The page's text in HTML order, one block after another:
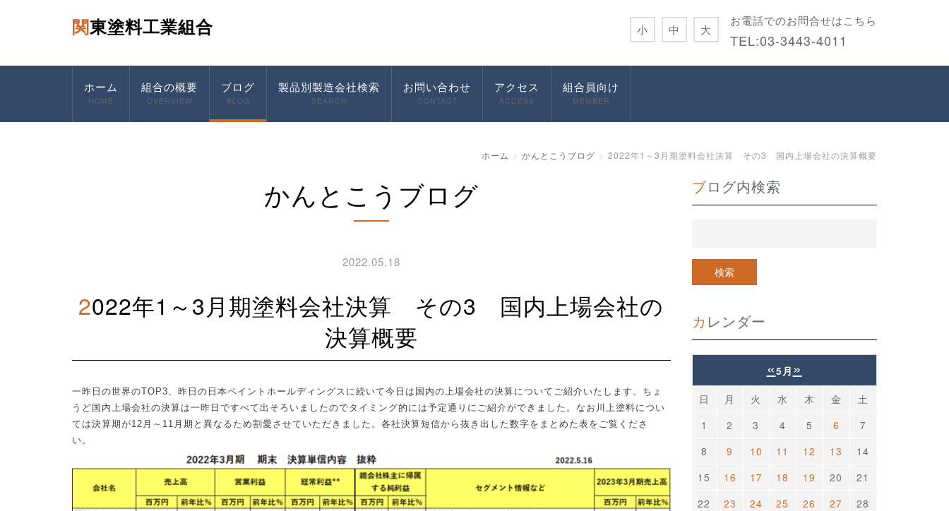
関東塗料工業組合 お電話でのお問合せはこちら
TEL:03-3443-4011
小 中 大
ホーム
HOME
組合の概要
OVERVIEW
ブログ
BLOG
製品別製造会社検索
SEARCH
お問い合わせ
CONTACT
アクセス
ACCESS
組合員向け
MEMBER
ホーム かんとこうブログ 2022年1～3月期塗料会社決算 その3 国内上場会社の決算概要
かんとこうブログ
2022.05.18
2022年1～3月期塗料会社決算 その3 国内上場会社の
決算概要
一昨日の世界のTOP3、昨日の日本ペイントホールディングスに続いて今日は国内の上場会社の決算についてご紹介いたします。ちょ
うど国内上場会社の決算は一昨日ですべて出そろいましたのでタイミング的には予定通りにご紹介ができました。なお川上塗料につい
ては決算期が12 月～ 11 月期と異なるため割愛させていただきました。各社決算短信から抜き出した数字をまとめた表をご覧くださ
い。
ブログ内検索
カレンダー
«5月 »
日 月 火 水 木 金
土
1
2 3 4 5 6
7
8
9 10 11 12 13
14
15
16 17 18 19 20
21
22
23 24 25 26 27
28